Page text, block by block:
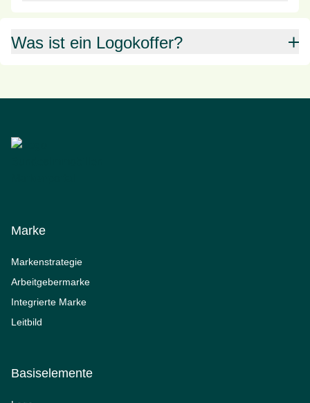
Was ist ein Logokoffer?
Marke
Markenstrategie
Arbeitgebermarke
Integrierte Marke
Leitbild
Basiselemente